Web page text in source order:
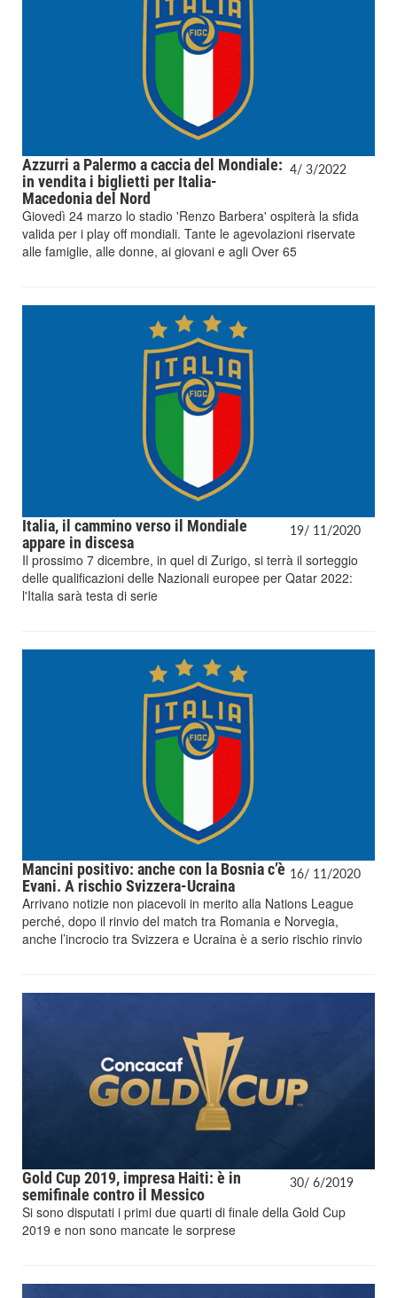
4/ 3/2022
Azzurri a Palermo a caccia del Mondiale:
in vendita i biglietti per Italia-
Macedonia del Nord
Giovedì 24 marzo lo stadio 'Renzo Barbera' ospiterà la sfida
valida per i play off mondiali. Tante le agevolazioni riservate
alle famiglie, alle donne, ai giovani e agli Over 65
19/ 11/2020
Italia, il cammino verso il Mondiale
appare in discesa
Il prossimo 7 dicembre, in quel di Zurigo, si terrà il sorteggio
delle qualificazioni delle Nazionali europee per Qatar 2022:
l'Italia sarà testa di serie
16/ 11/2020
Mancini positivo: anche con la Bosnia c’è
Evani. A rischio Svizzera-Ucraina
Arrivano notizie non piacevoli in merito alla Nations League
perché, dopo il rinvio del match tra Romania e Norvegia,
anche l’incrocio tra Svizzera e Ucraina è a serio rischio rinvio
30/ 6/2019
Gold Cup 2019, impresa Haiti: è in
semifinale contro il Messico
Si sono disputati i primi due quarti di finale della Gold Cup
2019 e non sono mancate le sorprese